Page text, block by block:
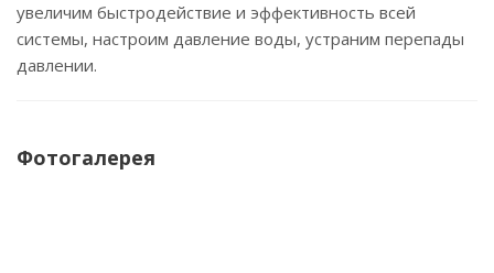
увеличим быстродействие и эффективность всей
системы, настроим давление воды, устраним перепады
давлении.
Фотогалерея